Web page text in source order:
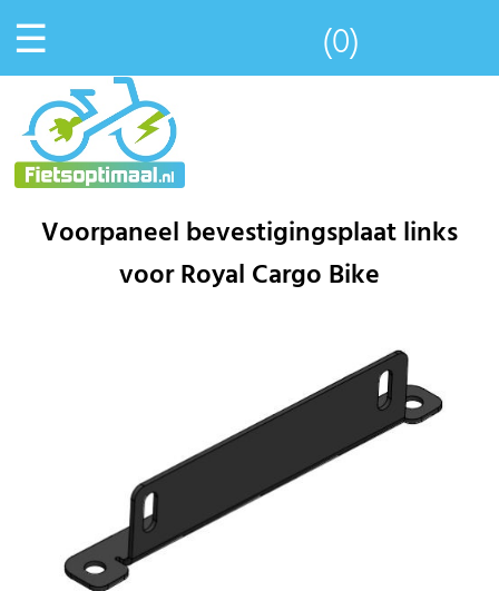
☰ (0)
Voorpaneel bevestigingsplaat links
voor Royal Cargo Bike